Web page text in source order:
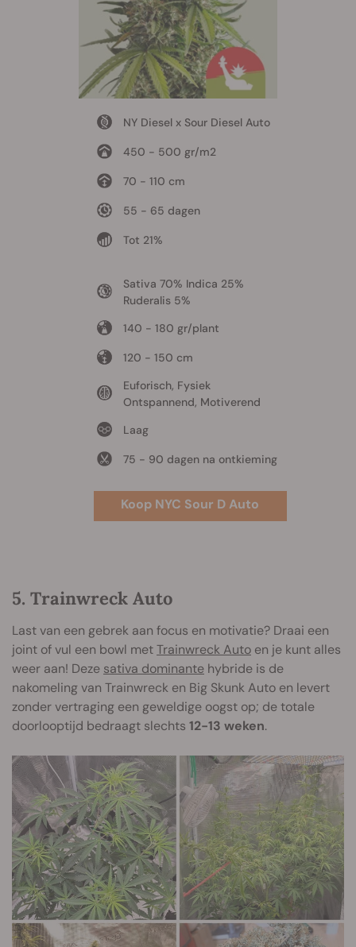
NY Diesel x Sour Diesel Auto
450 - 500 gr/m2
70 - 110 cm
55 - 65 dagen
Tot 21%
Sativa 70% Indica 25%
Ruderalis 5%
140 - 180 gr/plant
120 - 150 cm
Euforisch, Fysiek
Ontspannend, Motiverend
Laag
75 - 90 dagen na ontkieming
Koop NYC Sour D Auto
5. Trainwreck Auto
Last van een gebrek aan focus en motivatie? Draai een
joint of vul een bowl metTrainwreck Auto en je kunt alles
weer aan! Deze sativa dominante hybride is de
nakomeling van Trainwreck en Big Skunk Auto en levert
zonder vertraging een geweldige oogst op; de totale
doorlooptijd bedraagt slechts 12-13 weken.